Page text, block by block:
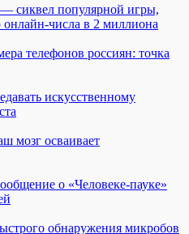
сиквел популярной игры,
числа в 2 миллиона
телефонов россиян: точка
искусственному
мозг осваивает
о «Человеке-пауке»
обнаружения микробов